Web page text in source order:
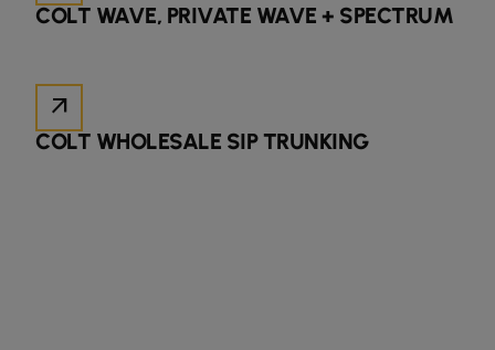
COLT WAVE, PRIVATE WAVE + SPECTRUM
arrow_outward
COLT WHOLESALE SIP TRUNKING